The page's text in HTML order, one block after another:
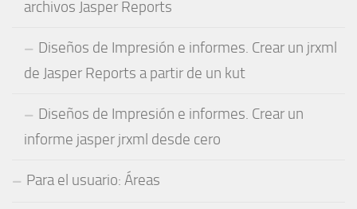
archivos Jasper Reports
Diseños de Impresión e informes. Crear un jrxml
de Jasper Reports a partir de un kut
Diseños de Impresión e informes. Crear un
informe jasper jrxml desde cero
Para el usuario: Áreas